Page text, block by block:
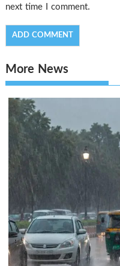
next time I comment.
More News